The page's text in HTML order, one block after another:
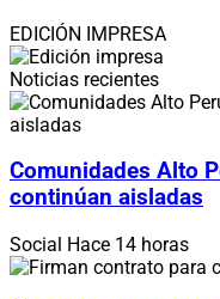
EDICIÓN IMPRESA
Noticias recientes
Comunidades Alto
continúan aisladas
Social Hace 14 horas